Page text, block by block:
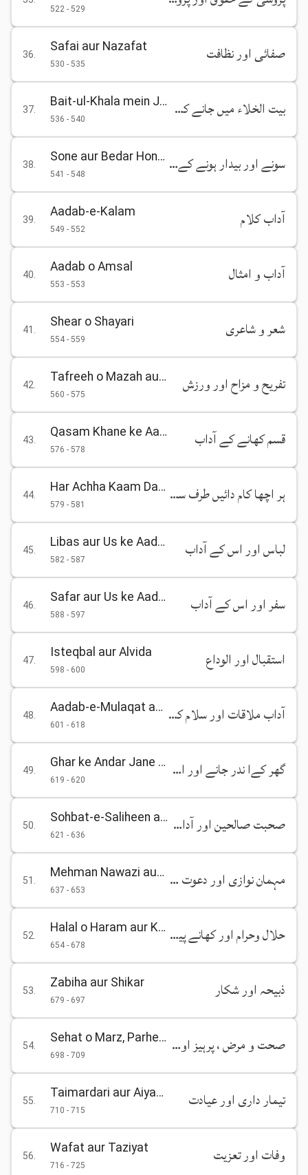
522 - 529
36
Safai aur Nazafat
530 - 535 صفائی اور نظافت
37
Bait-ul-Khala mein Jane ke Mutaliq Hidayat
536 - 540 بیت الخلاء میں جانے کے متعلق ہدایات
38
Sone aur Bedar Hone ke Aadab
541 - 548 سونے اور بیدار ہونے کے آداب
39
Aadab-e-Kalam
549 - 552 آداب کلام
40
Aadab o Amsal
553 - 553 آداب و امثال
41
Shear o Shayari
554 - 559 شعر و شاعری
42
Tafreeh o Mazah aur Warzish
560 - 575 تفریح و مزاح اور ورزش
43
Qasam Khane ke Aadab
576 - 578 قسم کھانے کے آداب
44
Har Achha Kaam Dayen Taraf se Shuru Karne ki Hidayat
579 - 581 ہر اچھا کام دائیں طرف سے شروع کرنے کی ہدایت
45
Libas aur Us ke Aadab
582 - 587 لباس اور اس کے آداب
46
Safar aur Us ke Aadab
588 - 597 سفر اور اس کے آداب
47
Isteqbal aur Alvida
598 - 600 استقبال اور الوداع
48
Aadab-e-Mulaqat aur Salam ka Riwaj
601 - 618 آداب ملاقات اور سلام کا رواج
49
Ghar ke Andar Jane aur Ijazat Lene ke Aadab
619 - 620 گھر کےا ندر جانے اور اس کے لیے اجازت لینے کے آداب
50
Sohbat-e-Saliheen aur Aadab-e-Majlis
621 - 636 صحبت صالحین اور آداب مجلس
51
Mehman Nawazi aur Dawat ke Aadab
637 - 653 مہمان نوازی اور دعوت کے آداب
52
Halal o Haram aur Khane Peene ke Aadab
654 - 678 حلال وحرام اور کھانے پینے کے آداب
53
Zabiha aur Shikar
679 - 697 ذبیحہ اور شکار
54
Sehat o Marz, Parhez aur Ilaj
698 - 709 صحت و مرض ، پرہیز اور اعلاج
55
Taimardari aur Aiyadat
710 - 715 تیمار داری اور عیادت
56
Wafat aur Taziyat
716 - 725 وفات اور تعزیت